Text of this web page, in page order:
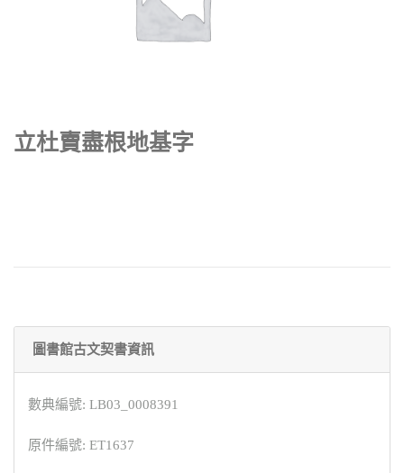
立杜賣盡根地基字
圖書館古文契書資訊
數典編號: LB03_0008391
原件編號: ET1637